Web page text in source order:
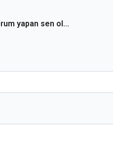
yapan sen ol...